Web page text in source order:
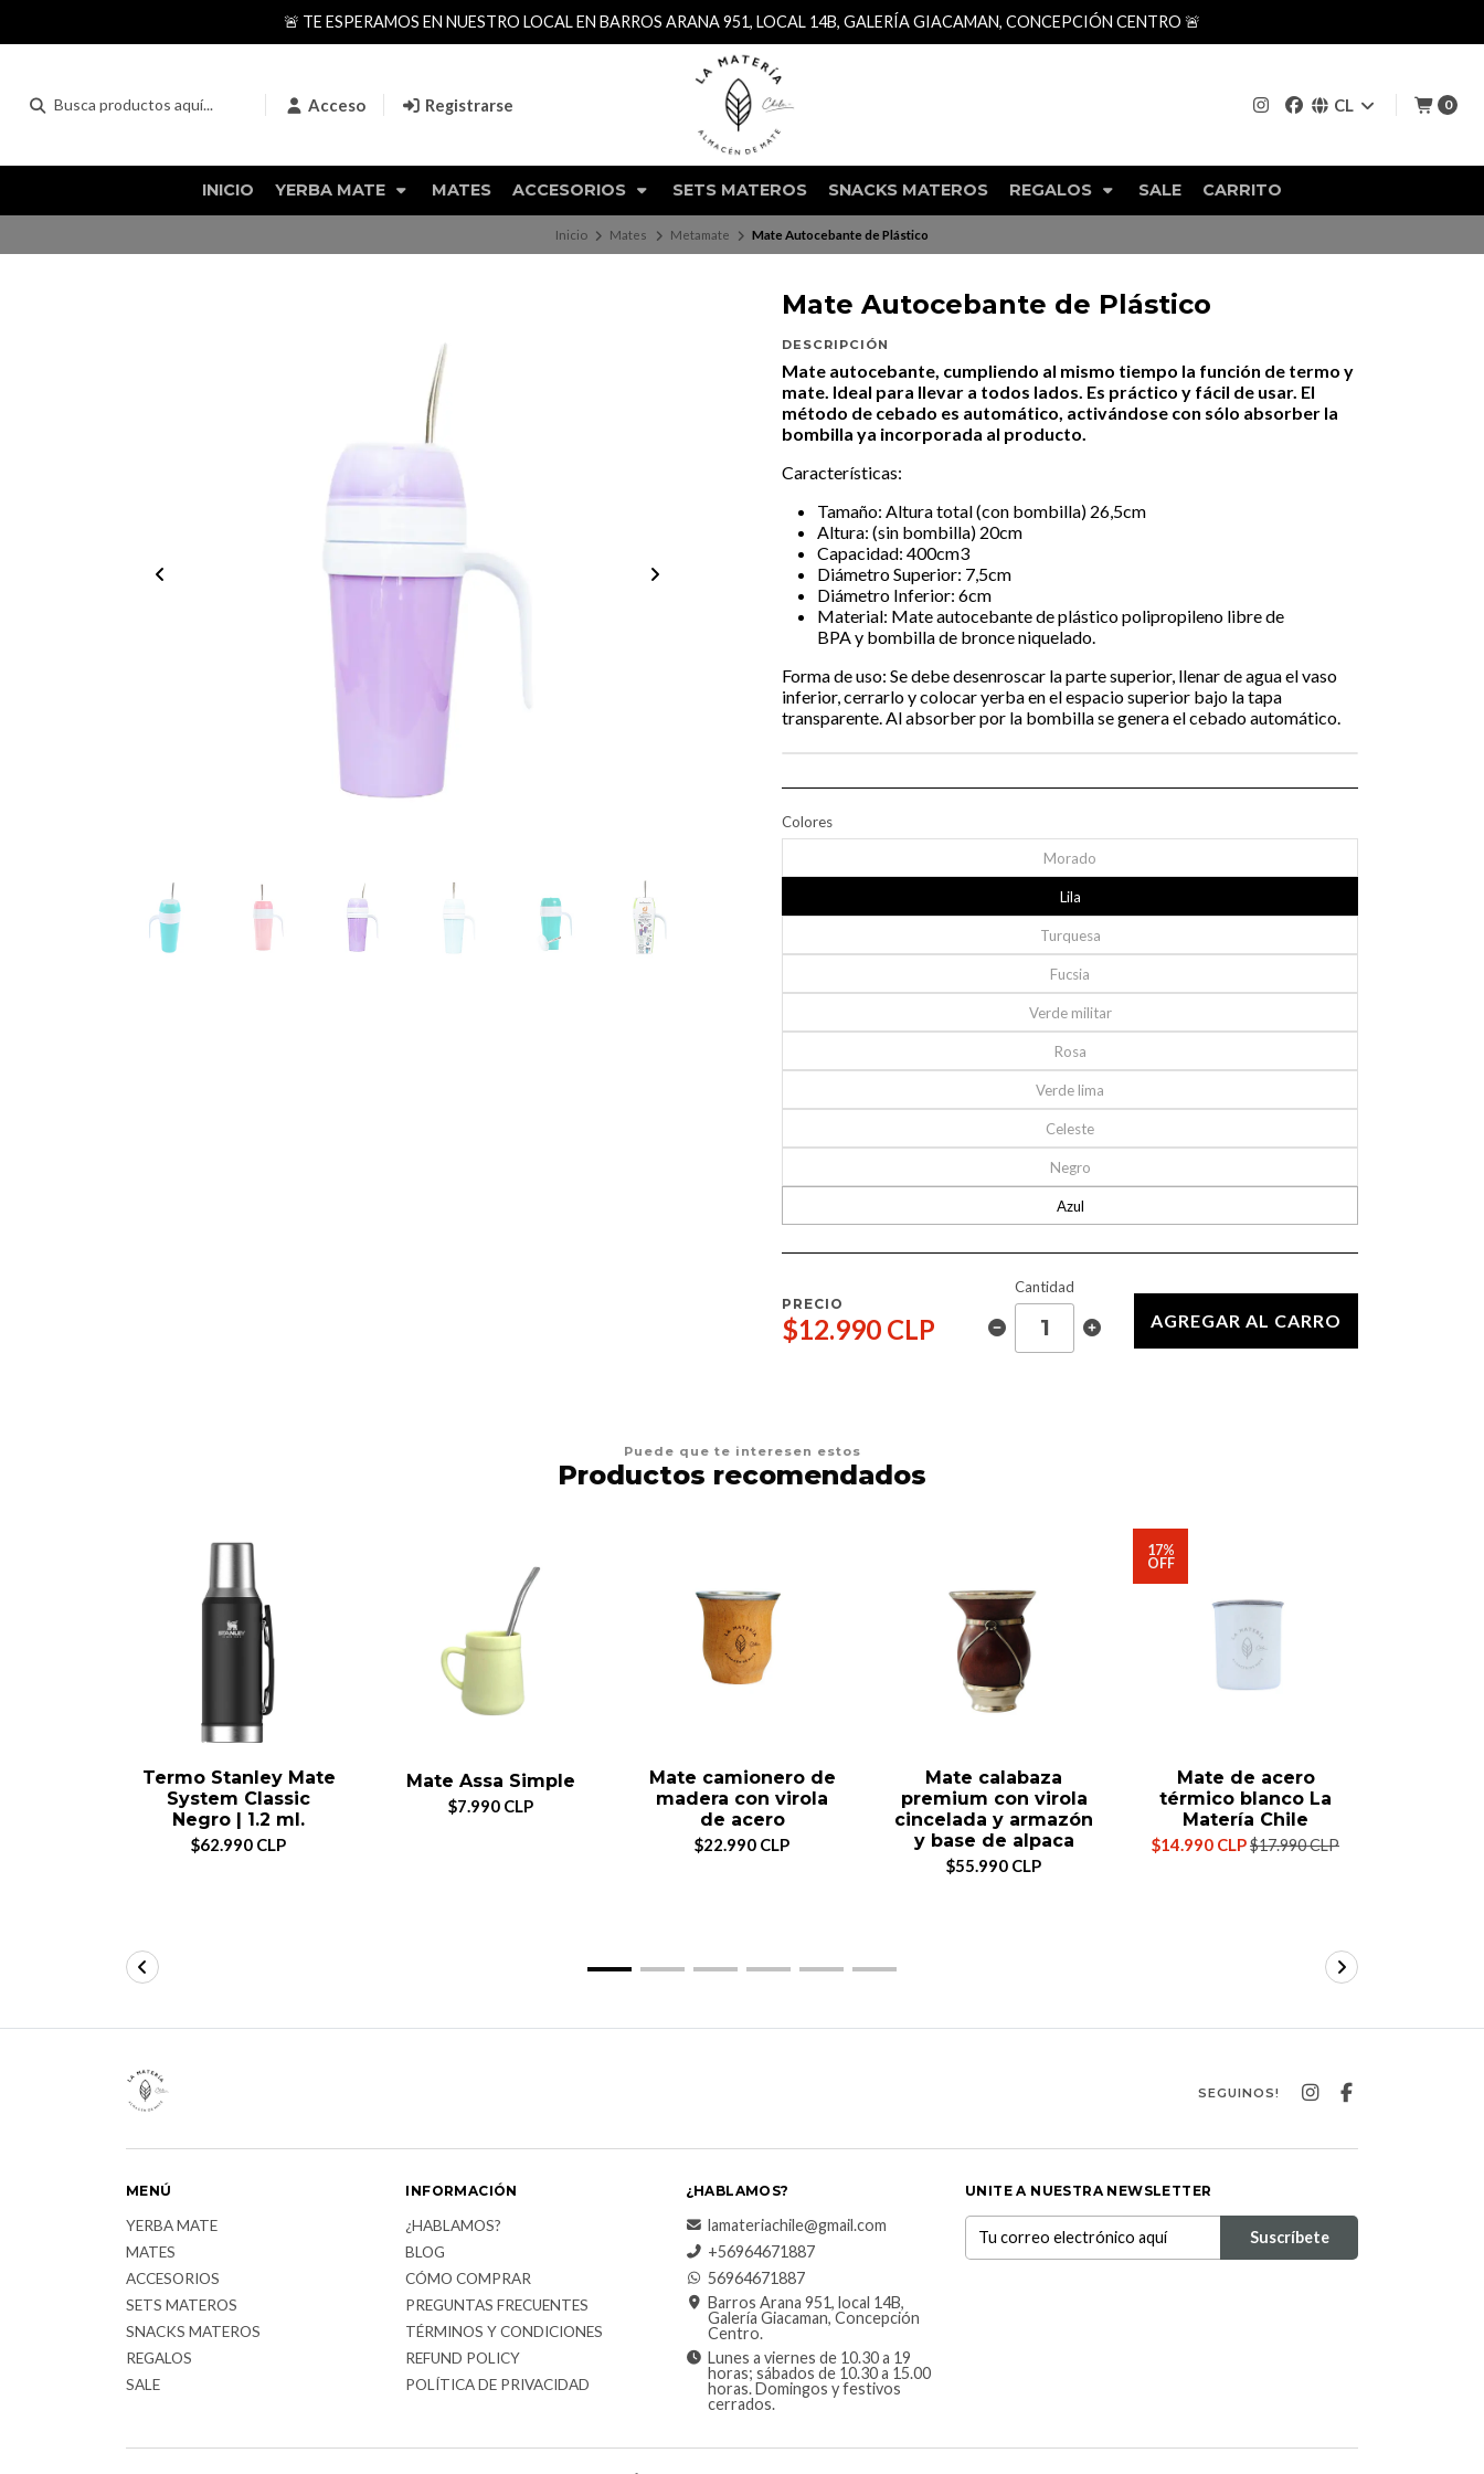
Acceso Registrarse CL 0
INICIO YERBA MATE MATES ACCESORIOS SETS MATEROS SNACKS MATEROS REGALOS SALE CARRITO
🚨 TE ESPERAMOS EN NUESTRO LOCAL EN BARROS ARANA 951, LOCAL 14B, GALERÍA GIACAMAN, CONCEPCIÓN CENTRO 🚨
Inicio Mates Metamate Mate Autocebante de Plástico
Mate Autocebante de Plástico
DESCRIPCIÓN
Mate autocebante, cumpliendo al mismo tiempo la función de termo y
mate. Ideal para llevar a todos lados. Es práctico y fácil de usar. El
método de cebado es automático, activándose con sólo absorber la
bombilla ya incorporada al producto.
Características:
Tamaño: Altura total (con bombilla) 26,5cm
Altura: (sin bombilla) 20cm
Capacidad: 400cm3
Diámetro Superior: 7,5cm
Diámetro Inferior: 6cm
Material: Mate autocebante de plástico polipropileno libre de
BPA y bombilla de bronce niquelado.
Forma de uso: Se debe desenroscar la parte superior, llenar de agua el vaso
inferior, cerrarlo y colocar yerba en el espacio superior bajo la tapa
transparente. Al absorber por la bombilla se genera el cebado automático.
Colores
Morado
Lila
Turquesa
Fucsia
Verde militar
Rosa
Verde lima
Celeste
Negro
Azul
PRECIO
$12.990 CLP
Cantidad
AGREGAR AL CARRO
Puede que te interesen estos
Productos recomendados
Termo Stanley Mate
System Classic
Negro | 1.2 ml.
$62.990 CLP
Mate Assa Simple
$7.990 CLP
Mate camionero de
madera con virola
de acero
$22.990 CLP
Mate calabaza
premium con virola
cincelada y armazón
y base de alpaca
$55.990 CLP
17%
OFF
Mate de acero
térmico blanco La
Matería Chile
$14.990 CLP$17.990 CLP
SEGUINOS!
MENÚ
YERBA MATE
MATES
ACCESORIOS
SETS MATEROS
SNACKS MATEROS
REGALOS
SALE
INFORMACIÓN
¿HABLAMOS?
BLOG
CÓMO COMPRAR
PREGUNTAS FRECUENTES
TÉRMINOS Y CONDICIONES
REFUND POLICY
POLÍTICA DE PRIVACIDAD
¿HABLAMOS?
lamateriachile@gmail.com
+56964671887
56964671887
Barros Arana 951, local 14B,
Galería Giacaman, Concepción
Centro.
Lunes a viernes de 10.30 a 19
horas; sábados de 10.30 a 15.00
horas. Domingos y festivos
cerrados.
UNITE A NUESTRA NEWSLETTER